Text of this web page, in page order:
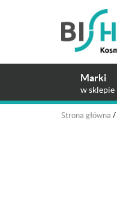
Marki
w sklepie
Strona główna /